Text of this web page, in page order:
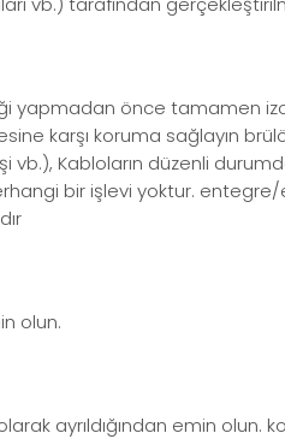
yapmadan önce tamamen
karşı koruma sağlayın
vb.), Kabloların düzenli
bir işlevi yoktur.
olun.
ayrıldığından emin olun.